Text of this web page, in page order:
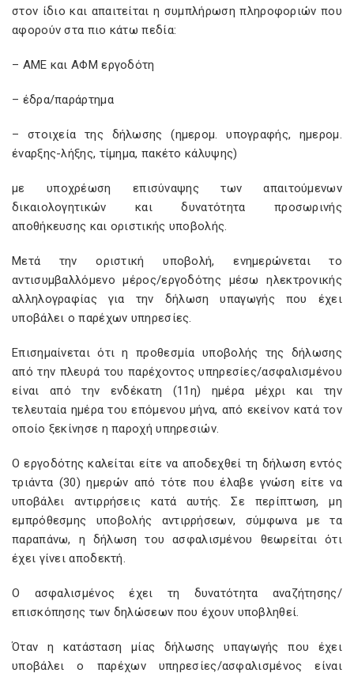
στον ίδιο και απαιτείται η συμπλήρωση πληροφοριών που
αφορούν στα πιο κάτω πεδία:
– ΑΜΕ και ΑΦΜ εργοδότη
– έδρα/παράρτημα
– στοιχεία της δήλωσης (ημερομ. υπογραφής, ημερομ.
έναρξης-λήξης, τίμημα, πακέτο κάλυψης)
με υποχρέωση επισύναψης των απαιτούμενων
δικαιολογητικών και δυνατότητα προσωρινής
αποθήκευσης και οριστικής υποβολής.
Μετά την οριστική υποβολή, ενημερώνεται το
αντισυμβαλλόμενο μέρος/εργοδότης μέσω ηλεκτρονικής
αλληλογραφίας για την δήλωση υπαγωγής που έχει
υποβάλει ο παρέχων υπηρεσίες.
Επισημαίνεται ότι η προθεσμία υποβολής της δήλωσης
από την πλευρά του παρέχοντος υπηρεσίες/ασφαλισμένου
είναι από την ενδέκατη (11η) ημέρα μέχρι και την
τελευταία ημέρα του επόμενου μήνα, από εκείνον κατά τον
οποίο ξεκίνησε η παροχή υπηρεσιών.
Ο εργοδότης καλείται είτε να αποδεχθεί τη δήλωση εντός
τριάντα (30) ημερών από τότε που έλαβε γνώση είτε να
υποβάλει αντιρρήσεις κατά αυτής. Σε περίπτωση, μη
εμπρόθεσμης υποβολής αντιρρήσεων, σύμφωνα με τα
παραπάνω, η δήλωση του ασφαλισμένου θεωρείται ότι
έχει γίνει αποδεκτή.
Ο ασφαλισμένος έχει τη δυνατότητα αναζήτησης/
επισκόπησης των δηλώσεων που έχουν υποβληθεί.
Όταν η κατάσταση μίας δήλωσης υπαγωγής που έχει
υποβάλει ο παρέχων υπηρεσίες/ασφαλισμένος είναι